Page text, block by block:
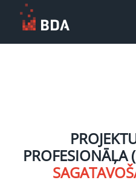
PROFESIONĀĻA